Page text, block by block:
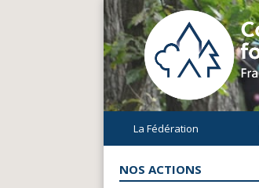
La Fédération
NOS ACTIONS